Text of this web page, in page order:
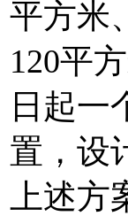
平方米
120平
日起一
置，设
上述